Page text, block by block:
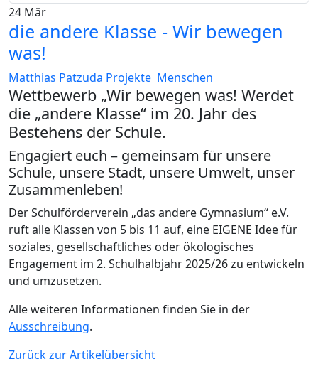
24 Mär
die andere Klasse - Wir bewegen
was!
Matthias Patzuda Projekte Menschen
Wettbewerb „Wir bewegen was! Werdet
die „andere Klasse“ im 20. Jahr des
Bestehens der Schule.
Engagiert euch – gemeinsam für unsere
Schule, unsere Stadt, unsere Umwelt, unser
Zusammenleben!
Der Schulförderverein „das andere Gymnasium“ e.V.
ruft alle Klassen von 5 bis 11 auf, eine EIGENE Idee für
soziales, gesellschaftliches oder ökologisches
Engagement im 2. Schulhalbjahr 2025/26 zu entwickeln
und umzusetzen.
Alle weiteren Informationen finden Sie in der
Ausschreibung.
Zurück zur Artikelübersicht